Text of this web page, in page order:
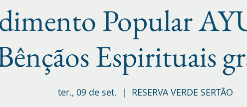
Popular
Espirituais
ter., 09 de set.
  |
RESERVA VERDE SERTÃO